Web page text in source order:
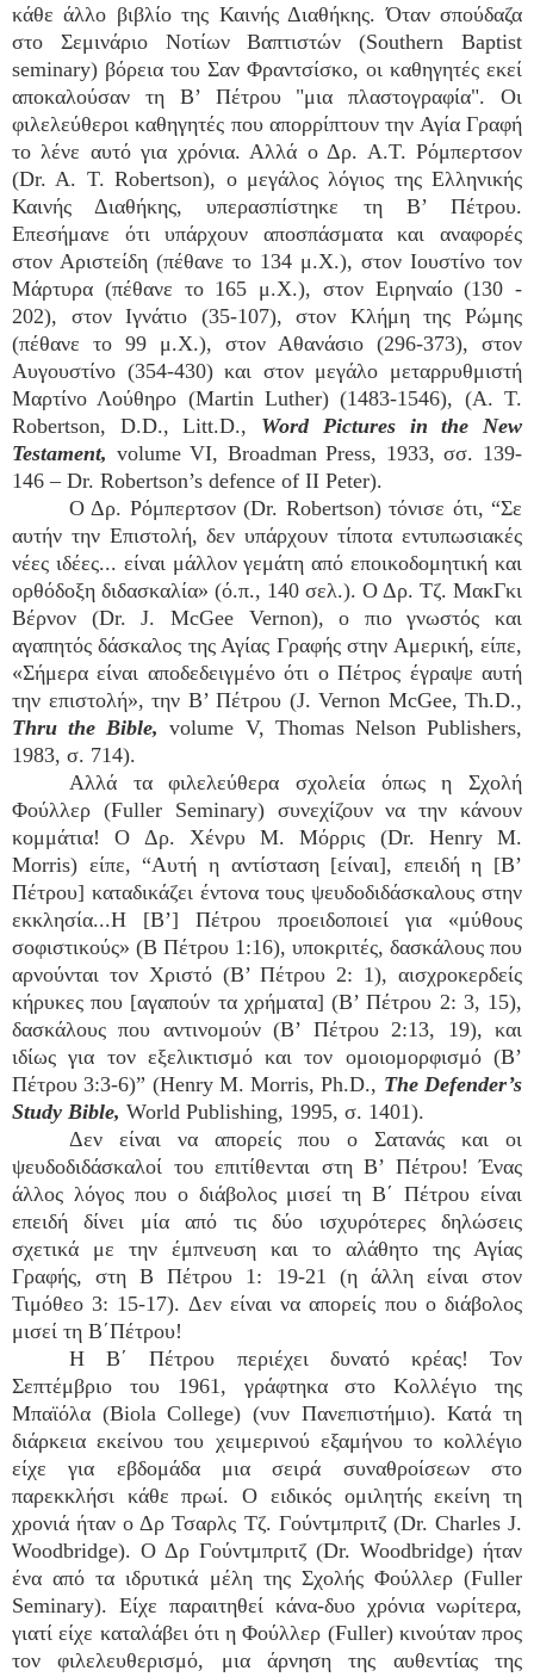
κάθε άλλο βιβλίο της Καινής Διαθήκης. Όταν σπούδαζα
στο Σεμινάριο Νοτίων Βαπτιστών (Southern Baptist
seminary) βόρεια του Σαν Φραντσίσκο, οι καθηγητές εκεί
αποκαλούσαν τη Β’ Πέτρου "μια πλαστογραφία". Οι
φιλελεύθεροι καθηγητές που απορρίπτουν την Αγία Γραφή
το λένε αυτό για χρόνια. Αλλά ο Δρ. Α.Τ. Ρόμπερτσον
(Dr. A. T. Robertson), ο μεγάλος λόγιος της Ελληνικής
Καινής Διαθήκης, υπερασπίστηκε τη Β’ Πέτρου.
Επεσήμανε ότι υπάρχουν αποσπάσματα και αναφορές
στον Αριστείδη (πέθανε το 134 μ.Χ.), στον Ιουστίνο τον
Μάρτυρα (πέθανε το 165 μ.Χ.), στον Ειρηναίο (130 -
202), στον Ιγνάτιο (35-107), στον Κλήμη της Ρώμης
(πέθανε το 99 μ.Χ.), στον Αθανάσιο (296-373), στον
Αυγουστίνο (354-430) και στον μεγάλο μεταρρυθμιστή
Μαρτίνο Λούθηρο (Martin Luther) (1483-1546), (A. T.
Robertson, D.D., Litt.D., Word Pictures in the New
Testament, volume VI, Broadman Press, 1933, σσ. 139-
146 – Dr. Robertson’s defence of II Peter).
Ο Δρ. Ρόμπερτσον (Dr. Robertson) τόνισε ότι, “Σε
αυτήν την Επιστολή, δεν υπάρχουν τίποτα εντυπωσιακές
νέες ιδέες... είναι μάλλον γεμάτη από εποικοδομητική και
ορθόδοξη διδασκαλία» (ό.π., 140 σελ.). Ο Δρ. Τζ. ΜακΓκι
Βέρνον (Dr. J. McGee Vernon), ο πιο γνωστός και
αγαπητός δάσκαλος της Αγίας Γραφής στην Αμερική, είπε,
«Σήμερα είναι αποδεδειγμένο ότι ο Πέτρος έγραψε αυτή
την επιστολή», την Β’ Πέτρου (J. Vernon McGee, Th.D.,
Thru the Bible, volume V, Thomas Nelson Publishers,
1983, σ. 714).
Αλλά τα φιλελεύθερα σχολεία όπως η Σχολή
Φούλλερ (Fuller Seminary) συνεχίζουν να την κάνουν
κομμάτια! Ο Δρ. Χένρυ Μ. Μόρρις (Dr. Henry M.
Morris) είπε, “Αυτή η αντίσταση [είναι], επειδή η [Β’
Πέτρου] καταδικάζει έντονα τους ψευδοδιδάσκαλους στην
εκκλησία...Η [Β’] Πέτρου προειδοποιεί για «μύθους
σοφιστικούς» (Β Πέτρου 1:16), υποκριτές, δασκάλους που
αρνούνται τον Χριστό (Β’ Πέτρου 2: 1), αισχροκερδείς
κήρυκες που [αγαπούν τα χρήματα] (Β’ Πέτρου 2: 3, 15),
δασκάλους που αντινομούν (Β’ Πέτρου 2:13, 19), και
ιδίως για τον εξελικτισμό και τον ομοιομορφισμό (Β’
Πέτρου 3:3-6)” (Henry M. Morris, Ph.D., The Defender’s
Study Bible, World Publishing, 1995, σ. 1401).
Δεν είναι να απορείς που ο Σατανάς και οι
ψευδοδιδάσκαλοί του επιτίθενται στη Β’ Πέτρου! Ένας
άλλος λόγος που ο διάβολος μισεί τη Β΄ Πέτρου είναι
επειδή δίνει μία από τις δύο ισχυρότερες δηλώσεις
σχετικά με την έμπνευση και το αλάθητο της Αγίας
Γραφής, στη Β Πέτρου 1: 19-21 (η άλλη είναι στον
Τιμόθεο 3: 15-17). Δεν είναι να απορείς που ο διάβολος
μισεί τη Β΄Πέτρου!
Η Β΄ Πέτρου περιέχει δυνατό κρέας! Τον
Σεπτέμβριο του 1961, γράφτηκα στο Κολλέγιο της
Μπαϊόλα (Biola College) (νυν Πανεπιστήμιο). Κατά τη
διάρκεια εκείνου του χειμερινού εξαμήνου το κολλέγιο
είχε για εβδομάδα μια σειρά συναθροίσεων στο
παρεκκλήσι κάθε πρωί. Ο ειδικός ομιλητής εκείνη τη
χρονιά ήταν ο Δρ Τσαρλς Τζ. Γούντμπριτζ (Dr. Charles J.
Woodbridge). Ο Δρ Γούντμπριτζ (Dr. Woodbridge) ήταν
ένα από τα ιδρυτικά μέλη της Σχολής Φούλλερ (Fuller
Seminary). Είχε παραιτηθεί κάνα-δυο χρόνια νωρίτερα,
γιατί είχε καταλάβει ότι η Φούλλερ (Fuller) κινούταν προς
τον φιλελευθερισμό, μια άρνηση της αυθεντίας της